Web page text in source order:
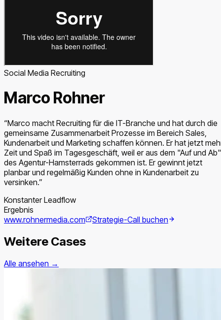
Social Media Recruiting
Marco Rohner
“Marco macht Recruiting für die IT-Branche und hat durch die
gemeinsame Zusammenarbeit Prozesse im Bereich Sales,
Kundenarbeit und Marketing schaffen können. Er hat jetzt
Zeit und Spaß im Tagesgeschäft, weil er aus dem "Auf und Ab"
des Agentur-Hamsterrads gekommen ist. Er gewinnt jetzt
planbar und regelmäßig Kunden ohne in Kundenarbeit zu
versinken.”
Konstanter Leadflow
Ergebnis
www.rohnermedia.com
Strategie-Call buchen
Weitere Cases
Alle ansehen →